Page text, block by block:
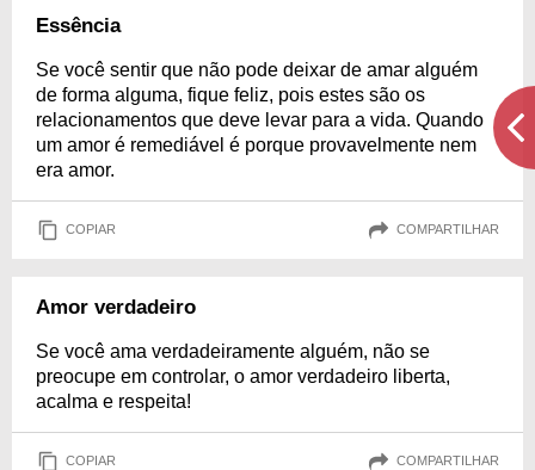
Essência
Se você sentir que não pode deixar de amar alguém
de forma alguma, fique feliz, pois estes são os
relacionamentos que deve levar para a vida. Quando
um amor é remediável é porque provavelmente nem
era amor.
COPIAR COMPARTILHAR
Amor verdadeiro
Se você ama verdadeiramente alguém, não se
preocupe em controlar, o amor verdadeiro liberta,
acalma e respeita!
COPIAR COMPARTILHAR